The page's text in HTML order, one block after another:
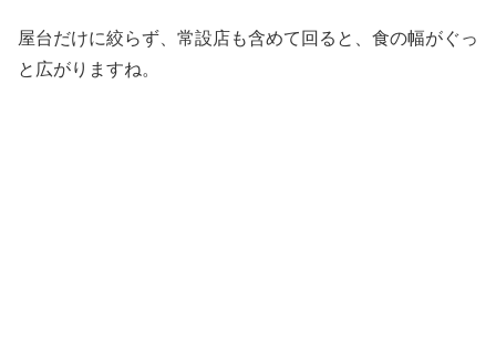
屋台だけに絞らず、常設店も含めて回ると、食の幅がぐっ
と広がりますね。